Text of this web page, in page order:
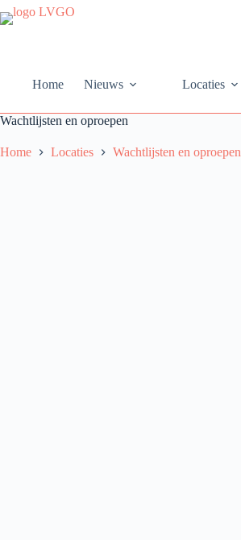
Ga
naar
Home Nieuws Locaties
Wachtlijsten en oproepen
Home Locaties Wachtlijsten en oproepen